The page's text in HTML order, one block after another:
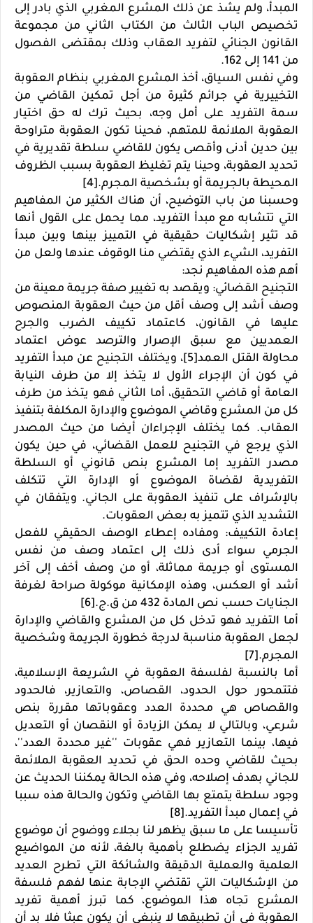
المبدأ، ولم يشذ عن ذلك المشرع المغربي الذي بادر إلى
تخصيص الباب الثالث من الكتاب الثاني من مجموعة
القانون الجنائي لتفريد العقاب وذلك بمقتضى الفصول
من 141 إلى 162.
وفي نفس السياق، أخذ المشرع المغربي بنظام العقوبة
التخييرية في جرائم كثيرة من أجل تمكين القاضي من
سمة التفريد على أمل وجه، بحيث ترك له حق اختيار
العقوبة الملائمة للمتهم، فحينا تكون العقوبة متراوحة
بين حدين أدنى وأقصى يكون للقاضي سلطة تقديرية في
تحديد العقوبة، وحينا يتم تغليظ العقوبة بسبب الظروف
المحيطة بالجريمة أو بشخصية المجرم.[4]
وحسبنا من باب التوضيح، أن هناك الكثير من المفاهيم
التي تتشابه مع مبدأ التفريد، مما يحمل على القول أنها
قد تثير إشكاليات حقيقية في التمييز بينها وبين مبدأ
التفريد، الشيء الذي يقتضي منا الوقوف عندها ولعل من
أهم هذه المفاهيم نجد:
التجنيح القضائي: ويقصد به تغيير صفة جريمة معينة من
وصف أشد إلى وصف أقل من حيث العقوبة المنصوص
عليها في القانون، كاعتماد تكييف الضرب والجرح
العمديين مع سبق الإصرار والترصد عوض اعتماد
محاولة القتل العمد[5]، ويختلف التجنيح عن مبدأ التفريد
في كون أن الإجراء الأول لا يتخذ إلا من طرف النيابة
العامة أو قاضي التحقيق، أما الثاني فهو يتخذ من طرف
كل من المشرع وقاضي الموضوع والإدارة المكلفة بتنفيذ
العقاب. كما يختلف الإجراءان أيضا من حيث المصدر
الذي يرجع في التجنيح للعمل القضائي، في حين يكون
مصدر التفريد إما المشرع بنص قانوني أو السلطة
التفريدية لقضاة الموضوع أو الإدارة التي تتكلف
بالإشراف على تنفيذ العقوبة على الجاني. ويتفقان في
التشديد الذي تتميز به بعض العقوبات.
إعادة التكييف: ومفاده إعطاء الوصف الحقيقي للفعل
الجرمي سواء أدى ذلك إلى اعتماد وصف من نفس
المستوى أو جريمة مماثلة، أو من وصف أخف إلى آخر
أشد أو العكس، وهذه الإمكانية موكولة صراحة لغرفة
الجنايات حسب نص المادة 432 من ق.ج.[6]
أما التفريد فهو تدخل كل من المشرع والقاضي والإدارة
لجعل العقوبة مناسبة لدرجة خطورة الجريمة وشخصية
المجرم.[7]
أما بالنسبة لفلسفة العقوبة في الشريعة الإسلامية،
فتتمحور حول الحدود، القصاص، والتعازير، فالحدود
والقصاص هي محددة العدد وعقوباتها مقررة بنص
شرعي، وبالتالي لا يمكن الزيادة أو النقصان أو التعديل
فيها، بينما التعازير فهي عقوبات ''غير محددة العدد''،
بحيث للقاضي وحده الحق في تحديد العقوبة الملائمة
للجاني بهدف إصلاحه، وفي هذه الحالة يمكننا الحديث عن
وجود سلطة يتمتع بها القاضي وتكون والحالة هذه سببا
في إعمال مبدأ التفريد.[8]
تأسيسا على ما سبق يظهر لنا بجلاء ووضوح أن موضوع
تفريد الجزاء يضطلع بأهمية بالغة، لأنه من المواضيع
العلمية والعملية الدقيقة والشائكة التي تطرح العديد
من الإشكاليات التي تقتضي الإجابة عنها لفهم فلسفة
المشرع تجاه هذا الموضوع، كما تبرز أهمية تفريد
العقوبة في أن تطبيقها لا ينبغي أن يكون عبثا فلا بد أن